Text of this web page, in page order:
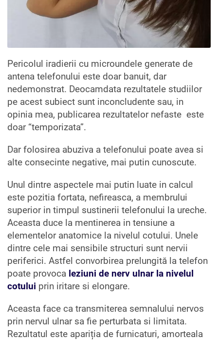
Pericolul iradierii cu microundele generate de
antena telefonului este doar banuit, dar
nedemonstrat. Deocamdata rezultatele studiilor
pe acest subiect sunt inconcludente sau, in
opinia mea, publicarea rezultatelor nefaste este
doar “temporizata”.
Dar folosirea abuziva a telefonului poate avea si
alte consecinte negative, mai putin cunoscute.
Unul dintre aspectele mai putin luate in calcul
este pozitia fortata, nefireasca, a membrului
superior in timpul sustinerii telefonului la ureche.
Aceasta duce la mentinerea in tensiune a
elementelor anatomice la nivelul cotului. Unele
dintre cele mai sensibile structuri sunt nervii
periferici. Astfel convorbirea prelungită la telefon
poate provoca leziuni de nerv ulnar la nivelul
cotului prin iritare si elongare.
Aceasta face ca transmiterea semnalului nervos
prin nervul ulnar sa fie perturbata si limitata.
Rezultatul este apariția de furnicaturi, amorteala